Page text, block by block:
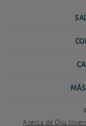
Acerca de Ocu